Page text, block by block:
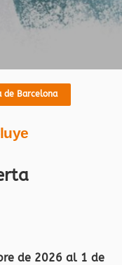
de Barcelona
de 2026 al 1 de